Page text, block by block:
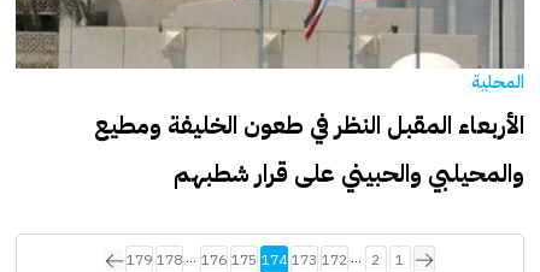
المحلية
الأربعاء المقبل النظر في طعون الخليفة ومطيع
والمحيلبي والحبيني على قرار شطبهم
1
2
...
172
173
174
175
176
...
178
179